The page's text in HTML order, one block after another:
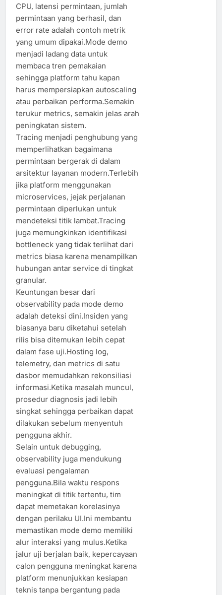
CPU, latensi permintaan, jumlah
permintaan yang berhasil, dan
error rate adalah contoh metrik
yang umum dipakai.Mode demo
menjadi ladang data untuk
membaca tren pemakaian
sehingga platform tahu kapan
harus mempersiapkan autoscaling
atau perbaikan performa.Semakin
terukur metrics, semakin jelas arah
peningkatan sistem.
Tracing menjadi penghubung yang
memperlihatkan bagaimana
permintaan bergerak di dalam
arsitektur layanan modern.Terlebih
jika platform menggunakan
microservices, jejak perjalanan
permintaan diperlukan untuk
mendeteksi titik lambat.Tracing
juga memungkinkan identifikasi
bottleneck yang tidak terlihat dari
metrics biasa karena menampilkan
hubungan antar service di tingkat
granular.
Keuntungan besar dari
observability pada mode demo
adalah deteksi dini.Insiden yang
biasanya baru diketahui setelah
rilis bisa ditemukan lebih cepat
dalam fase uji.Hosting log,
telemetry, dan metrics di satu
dasbor memudahkan rekonsiliasi
informasi.Ketika masalah muncul,
prosedur diagnosis jadi lebih
singkat sehingga perbaikan dapat
dilakukan sebelum menyentuh
pengguna akhir.
Selain untuk debugging,
observability juga mendukung
evaluasi pengalaman
pengguna.Bila waktu respons
meningkat di titik tertentu, tim
dapat memetakan korelasinya
dengan perilaku UI.Ini membantu
memastikan mode demo memiliki
alur interaksi yang mulus.Ketika
jalur uji berjalan baik, kepercayaan
calon pengguna meningkat karena
platform menunjukkan kesiapan
teknis tanpa bergantung pada